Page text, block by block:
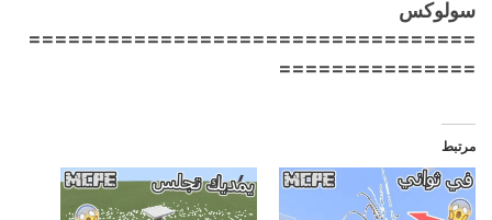
سولوكس
==================================
===============
مرتبط